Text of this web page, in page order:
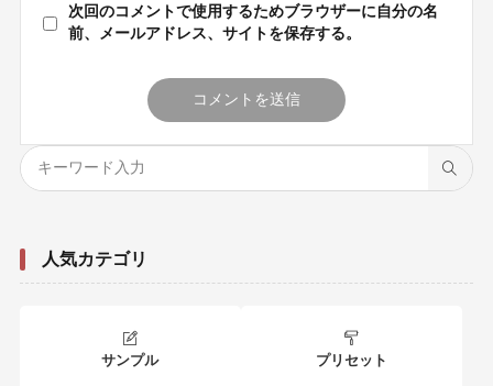
次回のコメントで使用するためブラウザーに自分の名
前、メールアドレス、サイトを保存する。
人気カテゴリ
サンプル プリセット